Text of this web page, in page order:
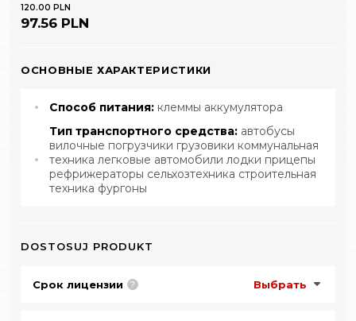
120.00 PLN
97.56 PLN
ОСНОВНЫЕ ХАРАКТЕРИСТИКИ
Способ питания: клеммы аккумулятора
Тип транспортного средства: автобусы
вилочные погрузчики грузовики коммунальная
техника легковые автомобили лодки прицепы
рефрижераторы сельхозтехника строительная
техника фургоны
DOSTOSUJ PRODUKT
Срок лицензии ? Выбрать